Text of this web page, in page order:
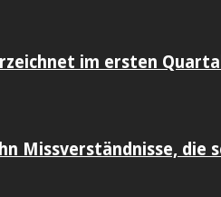
im ersten
Missverständnisse,